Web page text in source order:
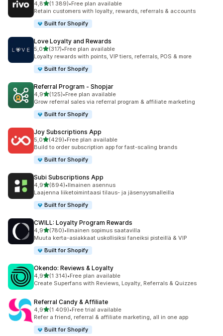
4,8/ 5 tähteä
(1 389)
1389 arvostelua yhteensä
•Free plan available
Retain customers with loyalty, rewards, referrals & accounts
Built for Shopify
Love Loyalty and Rewards
5,0/ 5 tähteä
(317)
317 arvostelua yhteensä
•Free plan available
Loyalty rewards with points, VIP tiers, referrals, POS & more
Built for Shopify
Referral Program ‑ Shopjar
4,9/ 5 tähteä
(125)
125 arvostelua yhteensä
•Free plan available
Grow referral sales via referral program & affiliate marketing
Built for Shopify
Joy Subscriptions App
5,0/ 5 tähteä
(429)
429 arvostelua yhteensä
•Free plan available
Build to order subscription app for fast-scaling brands
Built for Shopify
Subi Subscriptions App
4,9/ 5 tähteä
(894)
894 arvostelua yhteensä
•Ilmainen asennus
Laajenna liiketoimintaasi tilaus- ja jäsenyysmalleilla
Built for Shopify
CWILL: Loyalty Program Rewards
4,9/ 5 tähteä
(780)
780 arvostelua yhteensä
•Ilmainen sopimus saatavilla
Muuta kerta-asiakkaat uskollisiksi faneiksi pisteillä & VIP
Built for Shopify
Okendo: Reviews & Loyalty
4,9/ 5 tähteä
(1 314)
1314 arvostelua yhteensä
•Free plan available
Create Superfans with Reviews, Loyalty, Referrals & Quizzes
Referral Candy & Affiliate
4,9/ 5 tähteä
(1 409)
1409 arvostelua yhteensä
•Free trial available
Refer a friend, referral & affiliate marketing, all in one app
Built for Shopify